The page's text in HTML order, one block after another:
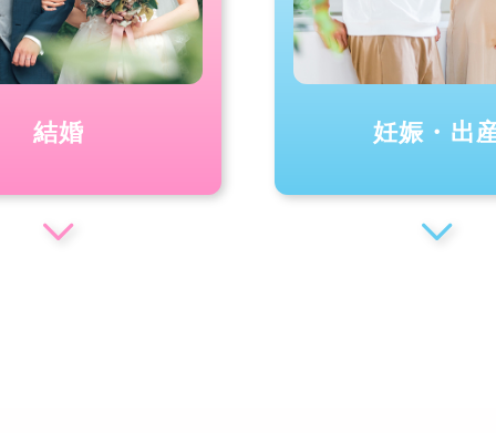
結婚 妊娠・出